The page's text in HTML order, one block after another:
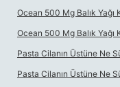
Ocean 500 Mg Balık Yağı
Ocean 500 Mg Balık Yağı
Pasta Cilanın Üstüne Ne
Pasta Cilanın Üstüne Ne